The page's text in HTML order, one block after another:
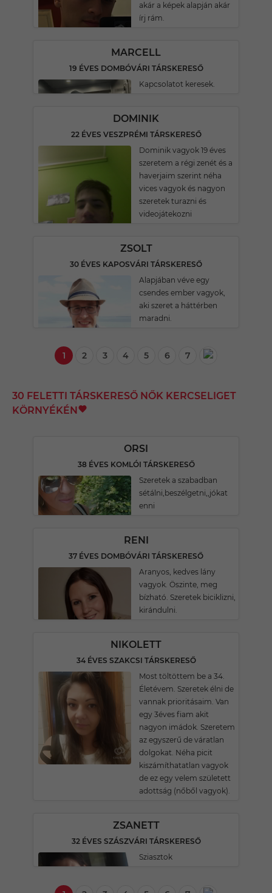
akár a képek alapján akár
írj rám.
MARCELL
19 ÉVES DOMBÓVÁRI TÁRSKERESŐ
Kapcsolatot keresek.
DOMINIK
22 ÉVES VESZPRÉMI TÁRSKERESŐ
Dominik vagyok 19 éves
szeretem a régi zenét és a
haverjaim szerint néha
vices vagyok és nagyon
szeretek turazni és
videojátekozni
ZSOLT
30 ÉVES KAPOSVÁRI TÁRSKERESŐ
Alapjában véve egy
csendes ember vagyok,
aki szeret a háttérben
maradni.
1 2 3 4 5 6 7
30 FELETTI TÁRSKERESŐ NŐK KERCSELIGET
KÖRNYÉKÉN
ORSI
38 ÉVES KOMLÓI TÁRSKERESŐ
Szeretek a szabadban
sétálni,beszélgetni,,jókat
enni
RENI
37 ÉVES DOMBÓVÁRI TÁRSKERESŐ
Aranyos, kedves lány
vagyok. Öszinte, meg
bízható. Szeretek biciklizni,
kirándulni.
NIKOLETT
34 ÉVES SZAKCSI TÁRSKERESŐ
Most töltöttem be a 34.
Életévem. Szeretek élni de
vannak prioritásaim. Van
egy 3éves fiam akit
nagyon imádok. Szeretem
az egyszerű de váratlan
dolgokat. Néha picit
kiszámíthatatlan vagyok
de ez egy velem született
adottság (nőből vagyok).
ZSANETT
32 ÉVES SZÁSZVÁRI TÁRSKERESŐ
Sziasztok